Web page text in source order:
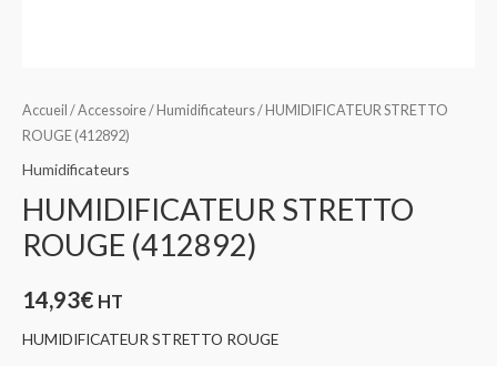
Accueil /Accessoire/ Humidificateurs/ HUMIDIFICATEUR STRETTO
ROUGE (412892)
Humidificateurs
HUMIDIFICATEUR STRETTO
ROUGE (412892)
14,93€ HT
HUMIDIFICATEUR STRETTO ROUGE